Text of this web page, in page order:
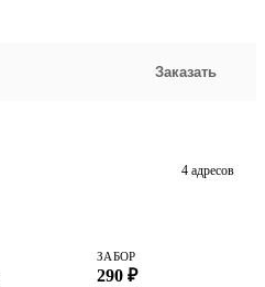
Заказать
4 адресов
ЗАБОР
290 ₽